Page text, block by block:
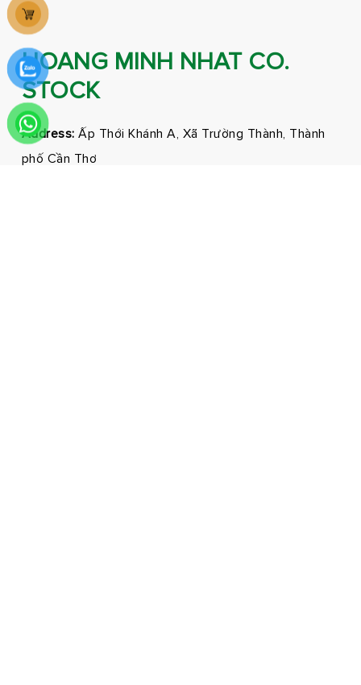
HOANG MINH NHAT CO.
STOCK
Address:Ấp Thới Khánh A, Xã Trường Thành, Thành
phố Cần Thơ